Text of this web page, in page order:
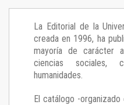
La Editorial de la
creada en 1996, ha
mayoría de carácter
ciencias sociales,
humanidades.
El catálogo -